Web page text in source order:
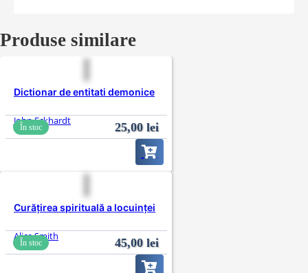
Produse similare
Dictionar de entitati demonice
John Eckhardt
În stoc 25,00 lei
Curăţirea spirituală a locuinţei
Alice Smith
În stoc 45,00 lei